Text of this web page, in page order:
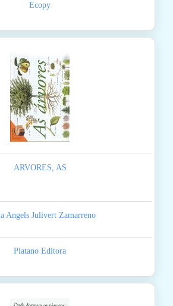
Ecopy
ARVORES, AS
Angels Julivert Zamarreno
Platano Editora